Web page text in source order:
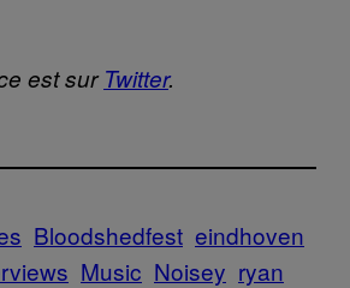
est surTwitter.
Bloodshedfest eindhoven
Music Noisey ryan